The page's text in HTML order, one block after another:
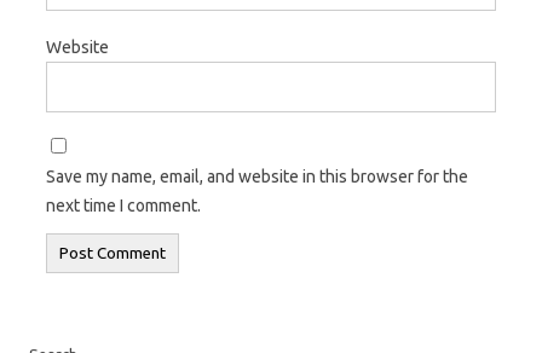
Website
Save my name, email, and website in this browser for the
next time I comment.